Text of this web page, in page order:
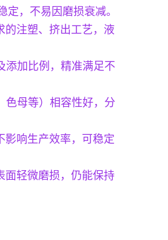
，不易因磨损衰减。
的注塑、挤出工艺，液
添加比例，精准满足不
色母等）相容性好，分
影响生产效率，可稳定
面轻微磨损，仍能保持